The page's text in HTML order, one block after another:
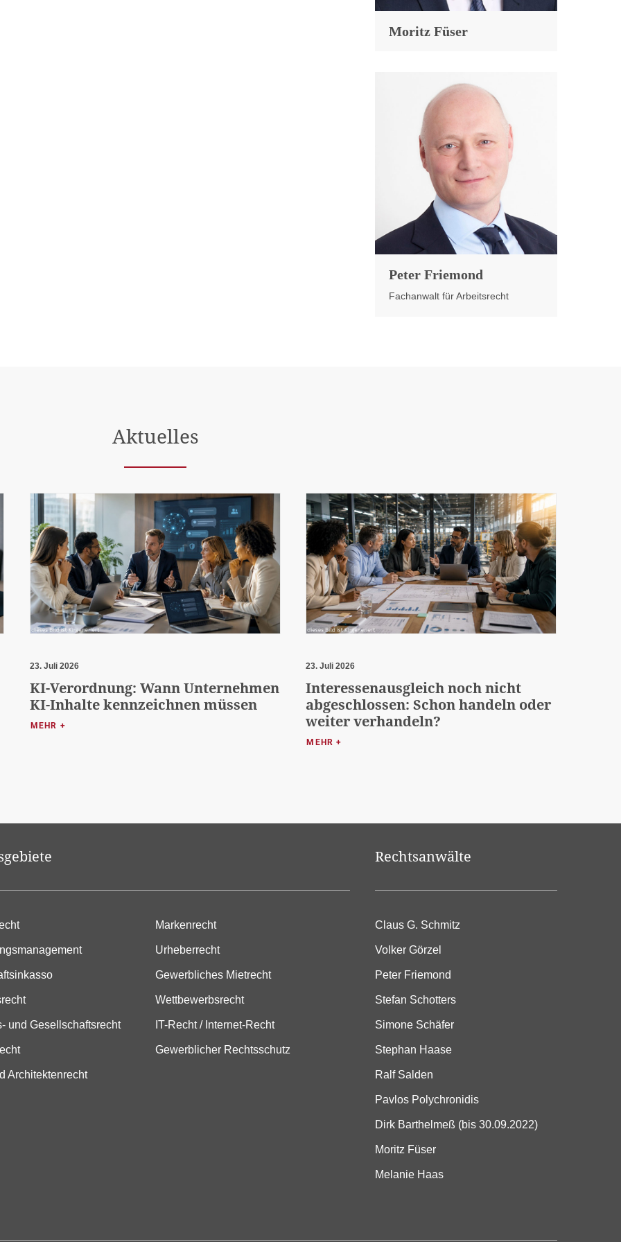
Moritz Füser
Peter Friemond
Fachanwalt für Arbeitsrecht
Aktuelles
23. Juli 2026
KI-Verordnung: Wann Unternehmen
KI-Inhalte kennzeichnen müssen
MEHR +
23. Juli 2026
Interessenausgleich noch nicht
abgeschlossen: Schon handeln oder
weiter verhandeln?
MEHR +
Markenrecht
Urheberrecht
Gewerbliches Mietrecht
Wettbewerbsrecht
und Gesellschaftsrecht IT-Recht / Internet-Recht
Gewerblicher Rechtsschutz
Architektenrecht
Rechtsanwälte
Claus G. Schmitz
Volker Görzel
Peter Friemond
Stefan Schotters
Simone Schäfer
Stephan Haase
Ralf Salden
Pavlos Polychronidis
Dirk Barthelmeß (bis 30.09.2022)
Moritz Füser
Melanie Haas